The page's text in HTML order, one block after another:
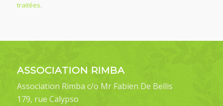
traitées.
ASSOCIATION RIMBA
Association Rimba c/o Mr Fabien De Bellis
179, rue Calypso